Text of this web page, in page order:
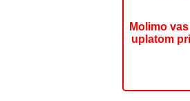
Molimo
uplatom